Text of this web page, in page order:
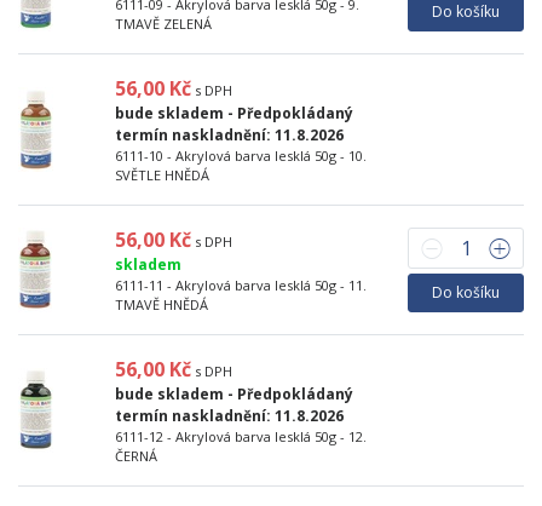
6111-09 - Akrylová barva lesklá 50g - 9.
TMAVĚ ZELENÁ
Do košíku
56,00 Kč s DPH
bude skladem - Předpokládaný
termín naskladnění: 11.8.2026
6111-10 - Akrylová barva lesklá 50g - 10.
SVĚTLE HNĚDÁ
56,00 Kč s DPH
skladem
6111-11 - Akrylová barva lesklá 50g - 11.
TMAVĚ HNĚDÁ
Do košíku
56,00 Kč s DPH
bude skladem - Předpokládaný
termín naskladnění: 11.8.2026
6111-12 - Akrylová barva lesklá 50g - 12.
ČERNÁ